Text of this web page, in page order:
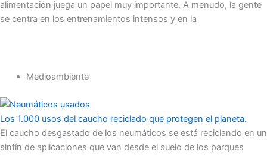
alimentación juega un papel muy importante. A menudo, la gente
se centra en los entrenamientos intensos y en la
Medioambiente
Los 1.000 usos del caucho reciclado que protegen el planeta.
El caucho desgastado de los neumáticos se está reciclando en un
sinfín de aplicaciones que van desde el suelo de los parques